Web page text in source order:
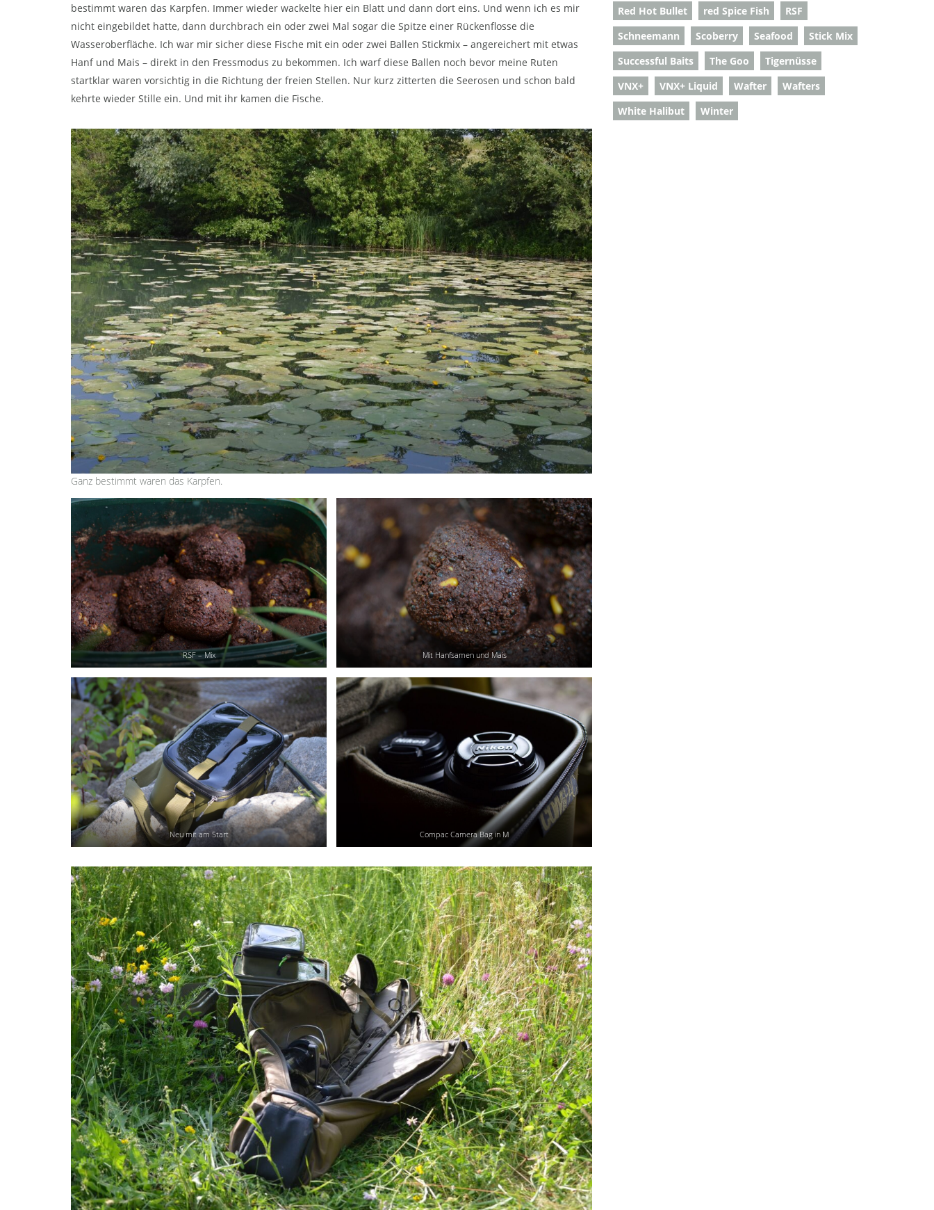
bestimmt waren das Karpfen. Immer wieder wackelte hier ein Blatt und dann dort eins. Und wenn ich es mir
nicht eingebildet hatte, dann durchbrach ein oder zwei Mal sogar die Spitze einer Rückenflosse die
Wasseroberfläche. Ich war mir sicher diese Fische mit ein oder zwei Ballen Stickmix – angereichert mit etwas
Hanf und Mais – direkt in den Fressmodus zu bekommen. Ich warf diese Ballen noch bevor meine Ruten
startklar waren vorsichtig in die Richtung der freien Stellen. Nur kurz zitterten die Seerosen und schon bald
kehrte wieder Stille ein. Und mit ihr kamen die Fische.
Ganz bestimmt waren das Karpfen.
RSF – Mix Mit Hanfsamen und Mais
Neu mit am Start Compac Camera Bag in M
Red Hot Bullet
red Spice Fish
RSF
Schneemann
Scoberry Seafood
Stick Mix
Successful Baits
The Goo
Tigernüsse
VNX+
VNX+ Liquid Wafter
Wafters
White Halibut
Winter